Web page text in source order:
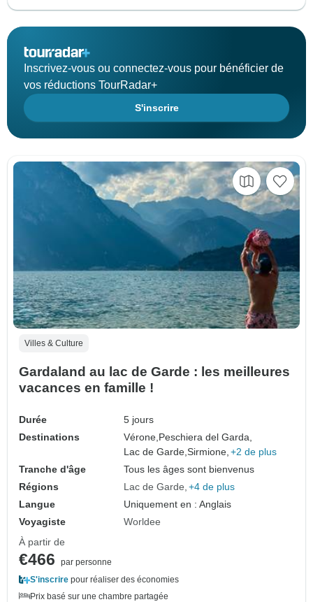
Inscrivez-vous ou connectez-vous pour bénéficier de
vos réductions TourRadar+
S'inscrire
Villes & Culture
Gardaland au lac de Garde : les meilleures
vacances en famille !
Durée
5 jours
Destinations
Vérone,Peschiera del Garda,
Lac de Garde,Sirmione, +2 de plus
Tranche d'âge
Tous les âges sont bienvenus
Régions
Lac de Garde +4 de plus
Langue
Uniquement en : Anglais
Voyagiste
Worldee
À partir de
€466
par personne
S'inscrire pour réaliser des économies
Prix basé sur une chambre partagée